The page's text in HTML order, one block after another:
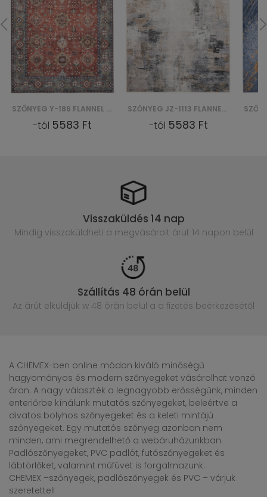
SZŐNYEG Y-186 FLANNEL PRINTED
-tól 5583 Ft
SZŐNYEG JZ-1113 FLANNEL PRINTED
-tól 5583 Ft
Visszaküldés 14 nap
Mindig visszaküldheti a megvásárolt árut 14 napon belül
Szállítás 48 órán belül
Az árút elküldjük w 48 órán belül a a fizetés beérkezésétől
A CHEMEX-ben online módon kiváló minőségű
hagyományos és modern szőnyegeket vásárolhat vonzó
áron. A nagy választék a legnagyobb erősségünk, minden
enteriőrbe kínálunk mutatós szőnyegeket, beleértve a
divatos bolyhos szőnyegeket és a keleti mintájú
szőnyegeket. Egy mutatós szőnyeg azonban nem
minden, ami megrendelhető a webáruházunkban.
Padlószőnyegeket, PVC padlót, futószőnyegeket és
lábtörlőket, valamint műfüvet is forgalmazunk.
CHEMEX –szőnyegek, padlószőnyegek és PVC – várjuk
szeretettel!